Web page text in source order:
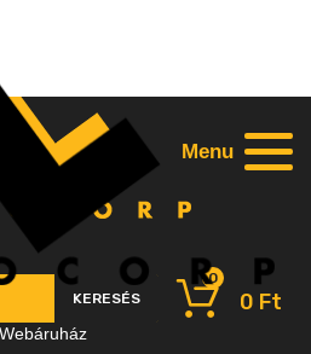
KERESÉS 0 Ft
0
Menu